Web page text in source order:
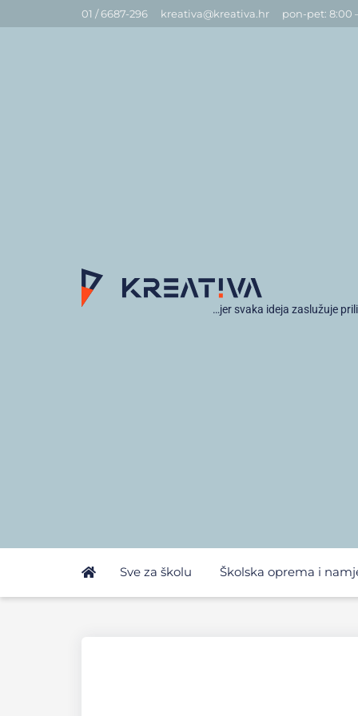
01 / 6687-296 kreativa@kreativa.hr pon-pet: 8:00
…jer svaka ideja zaslužuje
Sve za školu Školska oprema i